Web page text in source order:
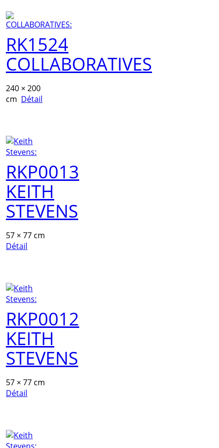
RK1524
COLLABORATIVES
240 × 200
cm Détail
RKP0013
KEITH
STEVENS
57 × 77 cm
Détail
RKP0012
KEITH
STEVENS
57 × 77 cm
Détail